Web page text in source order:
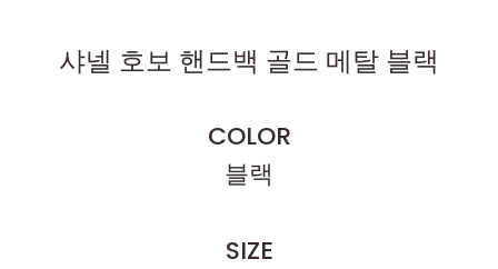
샤넬 호보 핸드백 골드 메탈 블랙
COLOR
블랙
SIZE